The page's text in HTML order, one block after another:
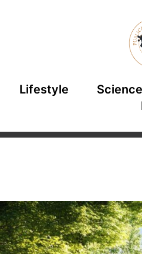
Lifestyle Science